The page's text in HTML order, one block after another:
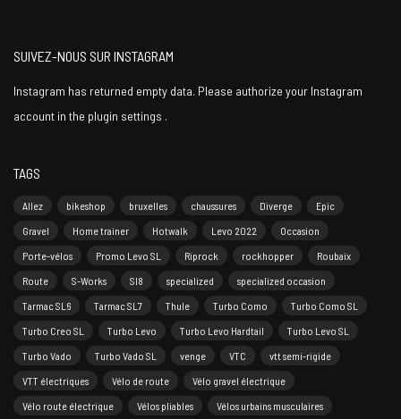
SUIVEZ-NOUS SUR INSTAGRAM
Instagram has returned empty data. Please authorize your Instagram
account in the plugin settings .
TAGS
Allez bikeshop bruxelles chaussures Diverge
Epic
Gravel
Home trainer Hotwalk Levo 2022
Occasion
Porte-vélos
Promo Levo SL Riprock rockhopper
Roubaix
Route
S-Works Sl8 specialized
specialized occasion
Tarmac SL6
Tarmac SL7 Thule Turbo Como
Turbo Como SL
Turbo Creo SL
Turbo Levo Turbo Levo Hardtail
Turbo Levo SL
Turbo Vado
Turbo Vado SL venge VTC
vtt semi-rigide
VTT électriques
Vélo de route
Vélo gravel électrique
Vélo route électrique
Vélos pliables Vélos urbains musculaires